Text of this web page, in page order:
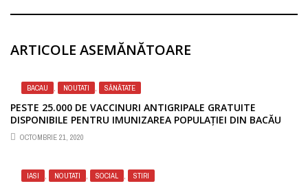
ARTICOLE ASEMĂNĂTOARE
BACAU , NOUTATI , SĂNĂTATE
PESTE 25.000 DE VACCINURI ANTIGRIPALE GRATUITE
DISPONIBILE PENTRU IMUNIZAREA POPULAȚIEI DIN BACĂU
OCTOMBRIE 21, 2020
IASI , NOUTATI , SOCIAL , STIRI